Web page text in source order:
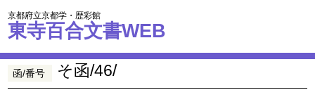
京都府立京都学・歴彩館
東寺百合文書WEB
函/番号 そ函/46/